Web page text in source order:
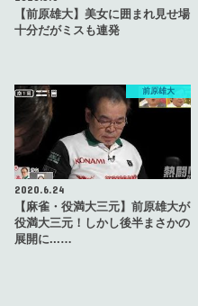
【前原雄大】美女に囲まれ見せ場
十分だがミスも連発
前原雄大
2020.6.24
【麻雀・役満大三元】前原雄大が
役満大三元！しかし後半まさかの
展開に...…